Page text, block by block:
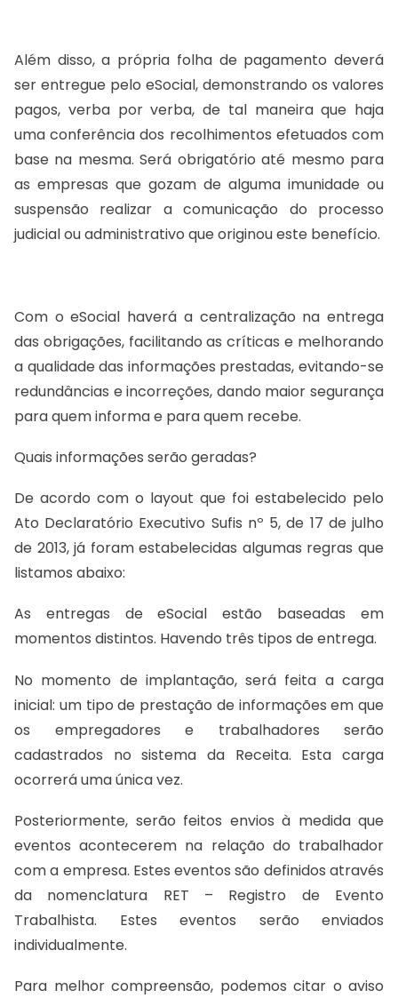
Além disso, a própria folha de pagamento deverá
ser entregue pelo eSocial, demonstrando os valores
pagos, verba por verba, de tal maneira que haja
uma conferência dos recolhimentos efetuados com
base na mesma. Será obrigatório até mesmo para
as empresas que gozam de alguma imunidade ou
suspensão realizar a comunicação do processo
judicial ou administrativo que originou este benefício.
Com o eSocial haverá a centralização na entrega
das obrigações, facilitando as críticas e melhorando
a qualidade das informações prestadas, evitando-se
redundâncias e incorreções, dando maior segurança
para quem informa e para quem recebe.
Quais informações serão geradas?
De acordo com o layout que foi estabelecido pelo
Ato Declaratório Executivo Sufis nº 5, de 17 de julho
de 2013, já foram estabelecidas algumas regras que
listamos abaixo:
As entregas de eSocial estão baseadas em
momentos distintos. Havendo três tipos de entrega.
No momento de implantação, será feita a carga
inicial: um tipo de prestação de informações em que
os empregadores e trabalhadores serão
cadastrados no sistema da Receita. Esta carga
ocorrerá uma única vez.
Posteriormente, serão feitos envios à medida que
eventos acontecerem na relação do trabalhador
com a empresa. Estes eventos são definidos através
da nomenclatura RET – Registro de Evento
Trabalhista. Estes eventos serão enviados
individualmente.
Para melhor compreensão, podemos citar o aviso